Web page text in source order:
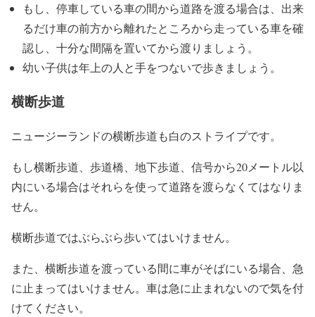
もし、停車している車の間から道路を渡る場合は、出来
るだけ車の前方から離れたところから走っている車を確
認し、十分な間隔を置いてから渡りましょう。
幼い子供は年上の人と手をつないで歩きましょう。
横断歩道
ニュージーランドの横断歩道も白のストライプです。
もし横断歩道、歩道橋、地下歩道、信号から20メートル以
内にいる場合はそれらを使って道路を渡らなくてはなりま
せん。
横断歩道ではぶらぶら歩いてはいけません。
また、横断歩道を渡っている間に車がそばにいる場合、急
に止まってはいけません。車は急に止まれないので気を付
けてください。